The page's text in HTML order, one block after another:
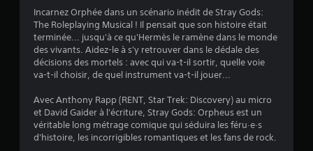
u
a
t
i
o
n
Incarnez Orphée dans un scénario inédit de Stray Gods:
The Roleplaying Musical ! Il pensait que son histoire était
terminée... jusqu'à ce qu'Hermès le ramène dans le monde
des vivants. Aidez-le à s'y retrouver dans le dédale des
décisions des mortels : avec qui va-t-il sortir, quelle voie
va-t-il choisir, de quel instrument va-t-il jouer...
Avec Anthony Rapp (RENT, Star Trek: Discovery) au micro
et David Gaider à l'écriture, Stray Gods: Orpheus est un
véritable long métrage comique qui séduira les féru·e·s
d'histoire, les incorrigibles romantiques et les fans de rock.